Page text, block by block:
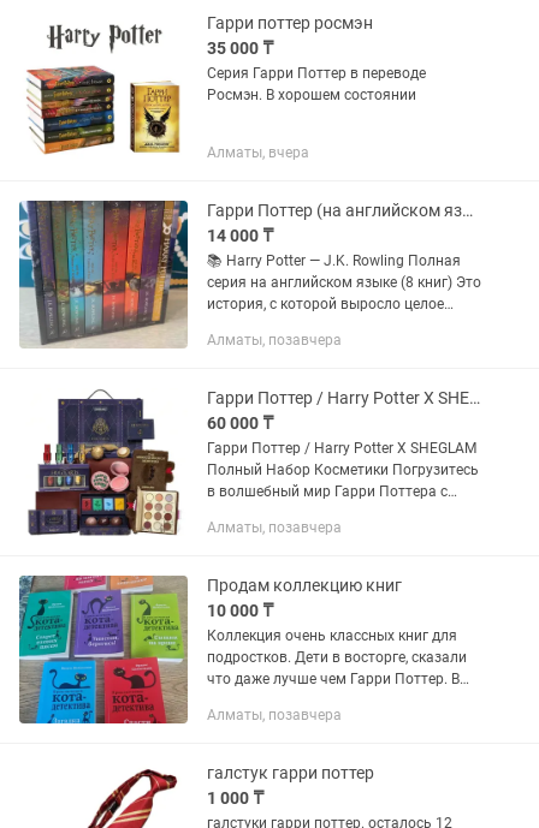
Гарри поттер росмэн
35 000 ₸
Серия Гарри Поттер в переводе
Росмэн. В хорошем состоянии
Алматы, вчера
Гарри Поттер (на английском языке)
14 000 ₸
📚 Harry Potter — J.K. Rowling Полная
серия на английском языке (8 книг) Это
история, с которой выросло целое
смелости и взрослении. Мир Хогвартса
Алматы, позавчера
Гарри Поттер / Harry Potter X SHEGLAM Полный Набор Косметики
60 000 ₸
Гарри Поттер / Harry Potter X SHEGLAM
Полный Набор Косметики Погрузитесь
в волшебный мир Гарри Поттера с
После ошеломительного успеха первой
Алматы, позавчера
Продам коллекцию книг
10 000 ₸
Коллекция очень классных книг для
подростков. Дети в восторге, сказали
что даже лучше чем Гарри Поттер. В
Алматы, позавчера
галстук гарри поттер
1 000 ₸
галстуки гарри поттер. осталось 12